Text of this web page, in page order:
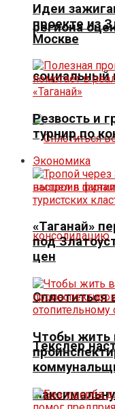
региона
социальный
Сплотиться
Текслер
Идеи
проекте из
Москве
Резвость и
турнир по
Экономика
«Таганай»
под
цен
Чтобы жить